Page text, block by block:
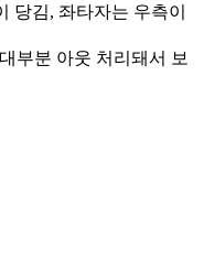
당김, 좌타자는 우측이
부분 아웃 처리돼서 보